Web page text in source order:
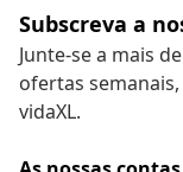
Subscreva a
Junte-se a mais
ofertas
vidaXL.